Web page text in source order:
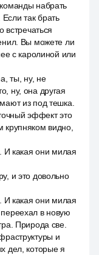
набрать
так брать
встречаться
Вы можете ли
с каролиной или
ты, ну, не
ну, она другая
из под тешка.
эффект это
крупняком видно,
И какая они милая
и это довольно
И какая они милая
в новую
Природа све.
и
дел, которые я